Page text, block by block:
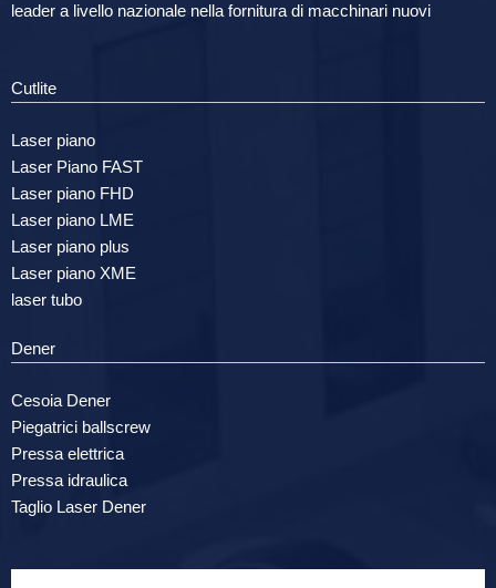
leader a livello nazionale nella fornitura di macchinari nuovi
Cutlite
Laser piano
Laser Piano FAST
Laser piano FHD
Laser piano LME
Laser piano plus
Laser piano XME
laser tubo
Dener
Cesoia Dener
Piegatrici ballscrew
Pressa elettrica
Pressa idraulica
Taglio Laser Dener